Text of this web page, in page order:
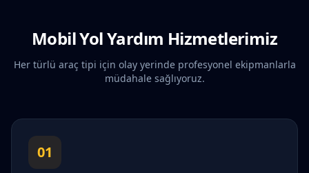
Mobil Yol Yardım Hizmetlerimiz
Her türlü araç tipi için olay yerinde profesyonel ekipmanlarla
müdahale sağlıyoruz.
01